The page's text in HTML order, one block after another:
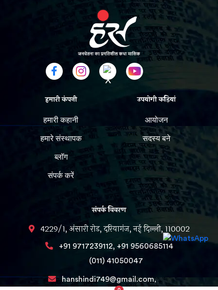
हमारी कंपनी
हमारी कहानी
हमारे संस्थापक
ब्लॉग
संपर्क करें
उपयोगी कड़ियां
आयोजन
सदस्य बने
संपर्क विवरण
4229/1, अंसारी रोड, दरियागंज, नई दिल्ली, 110002
+91 9717239112, +91 9560685114
(011) 41050047
hanshindi749@gmail.com,